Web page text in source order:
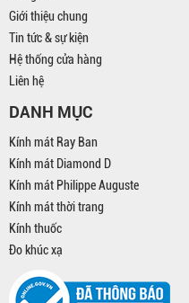
Giới thiệu chung
Tin tức & sự kiện
Hệ thống cửa hàng
Liên hệ
DANH MỤC
Kính mát Ray Ban
Kính mát Diamond D
Kính mát Philippe Auguste
Kính mát thời trang
Kính thuốc
Đo khúc xạ